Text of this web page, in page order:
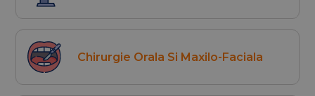
Chirurgie Orala Si Maxilo-Faciala